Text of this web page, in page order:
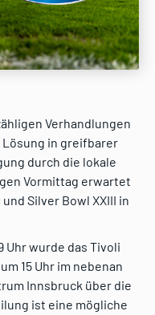
Verhandlungen
in greifbarer
durch die lokale
Vormittag erwartet
Silver Bowl XXIII in
Uhr wurde das Tivoli
15 Uhr im nebenan
Innsbruck über die
ist eine mögliche